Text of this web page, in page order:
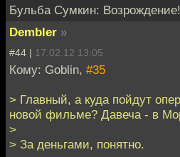
Бульба Сумкин:
Dembler »
#44 | 17.02.12 13:05
Кому: Goblin, #35
> Главный, а куда пойдут
новой фильме? Давеча - в
>
> За деньгами, понятно.